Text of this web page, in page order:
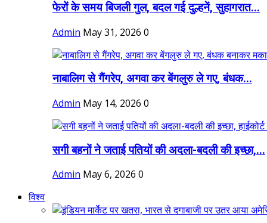
फेरों के समय बिजली गुल, बदल गई दुल्हनें, सुहागरात...
Admin May 31, 2026 0
नाबालिग से गैंगरेप, अगवा कर बेंगलुरु ले गए, बंधक...
Admin May 14, 2026 0
सगी बहनों ने जताई पतियों की अदला-बदली की इच्छा,...
Admin May 6, 2026 0
विश्व